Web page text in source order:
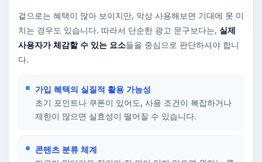
겉으로는 혜택이 많아 보이지만, 막상 사용해보면 기대에 못 미
치는 경우도 있습니다. 따라서 단순한 광고 문구보다는, 실제
사용자가 체감할 수 있는 요소들을 중심으로 판단하셔야 합니
다.
가입 혜택의 실질적 활용 가능성
초기 포인트나 쿠폰이 있어도, 사용 조건이 복잡하거나
제한이 많으면 실효성이 떨어질 수 있습니다.
콘텐츠 분류 체계